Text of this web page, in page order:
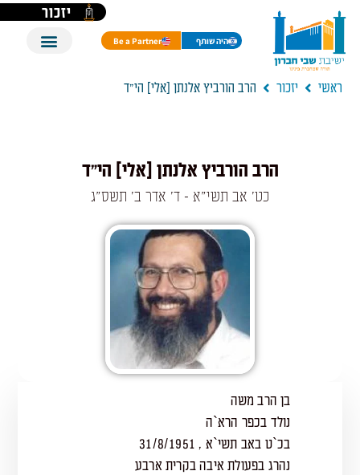
יזכור
היה שותף Be a Partner
ראשי יזכור הרב הורביץ אלנתן [אלי] הי"ד
הרב הורביץ אלנתן [אלי] הי"ד
כט' אב תשי"א - ד' אדר ב' תשס"ג
בן הרב משה
נולד בכפר הרא`ה
בכ`ט באב תשי`א , 31/8/1951
נהרג בפעולת איבה בקרית ארבע